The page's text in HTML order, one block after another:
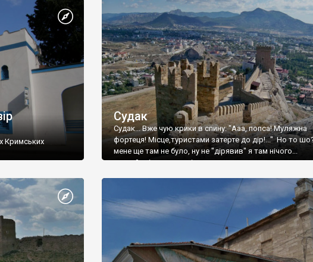
Кримських
Судак
Судак... Вже чую крики в спину: "Ааа, попса! Муляжна
фортеця! Місце,туристами затерте до дір!..." Но то
мене ще там не було, ну не "дірявив" я там нічого...
принаймні до цього літа.